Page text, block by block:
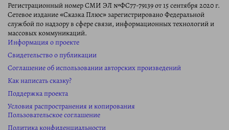
Регистрационный номер СМИ ЭЛ №ФС77-79139 от 15 сентября 2020 г.
Сетевое издание «Сказка Плюс» зарегистрировано Федеральной
службой по надзору в сфере связи, информационных технологий и
массовых коммуникаций.
Информация о проекте
Свидетельство о публикации
Соглашение об использовании авторских произведений
Как написать сказку?
Поддержка проекта
Условия распространения и копирования
Пользовательское соглашение
Политика конфиденциальности